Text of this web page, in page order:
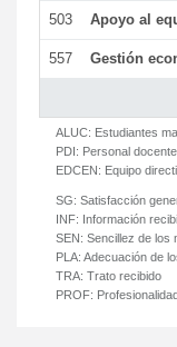
503 Apoyo al
557 Gestión
ALUC: Estudiantes
PDI: Personal
EDCEN: Equipo
SG: Satisfacción
INF: Información
SEN: Sencillez de los
PLA: Adecuación de
TRA: Trato recibido
PROF: